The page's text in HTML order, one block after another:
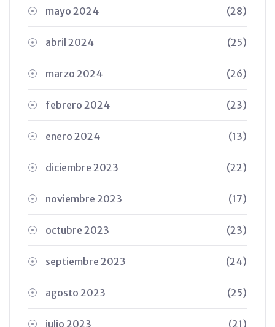
mayo 2024 (28)
abril 2024 (25)
marzo 2024 (26)
febrero 2024 (23)
enero 2024 (13)
diciembre 2023 (22)
noviembre 2023 (17)
octubre 2023 (23)
septiembre 2023 (24)
agosto 2023 (25)
julio 2023 (21)